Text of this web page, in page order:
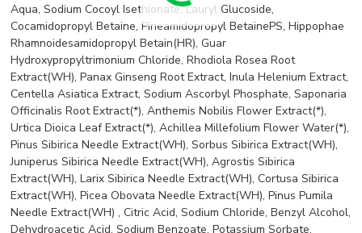
Aqua, Sodium Cocoyl Isethionate, Lauryl Glucoside,
Cocamidopropyl Betaine, Pineamidopropyl BetainePS, Hippophae
Rhamnoidesamidopropyl Betain(HR), Guar
Hydroxypropyltrimonium Chloride, Rhodiola Rosea Root
Extract(WH), Panax Ginseng Root Extract, Inula Helenium Extract,
Centella Asiatica Extract, Sodium Ascorbyl Phosphate, Saponaria
Officinalis Root Extract(*), Anthemis Nobilis Flower Extract(*),
Urtica Dioica Leaf Extract(*), Achillea Millefolium Flower Water(*),
Pinus Sibirica Needle Extract(WH), Sorbus Sibirica Extract(WH),
Juniperus Sibirica Needle Extract(WH), Agrostis Sibirica
Extract(WH), Larix Sibirica Needle Extract(WH), Cortusa Sibirica
Extract(WH), Picea Obovata Needle Extract(WH), Pinus Pumila
Needle Extract(WH) , Citric Acid, Sodium Chloride, Benzyl Alcohol,
Dehydroacetic Acid, Sodium Benzoate, Potassium Sorbate,